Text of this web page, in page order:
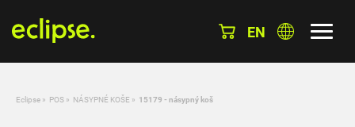
EN
Eclipse » POS » NÁSYPNÉ KOŠE » 15179 - násypný koš